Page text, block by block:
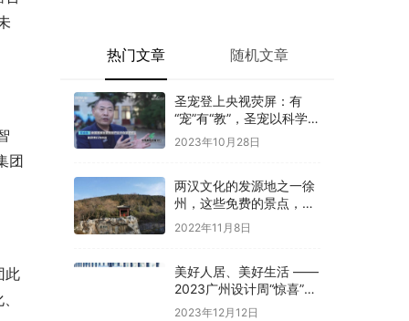
团
此
热门文章 随机文章
圣宠登上央视荧屏：有
“宠”有“教”，圣宠以科学训
导开启全新养宠体验
2023年10月28日
两汉文化的发源地之一徐
州，这些免费的景点，你
是否都去过
2022年11月8日
美好人居、美好生活 ——
2023广州设计周“惊喜”开
幕
2023年12月12日